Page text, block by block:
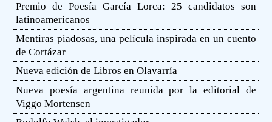
Premio de Poesía García Lorca: 25 candidatos son
latinoamericanos
Mentiras piadosas, una película inspirada en un cuento
de Cortázar
Nueva edición de Libros en Olavarría
Nueva poesía argentina reunida por la editorial de
Viggo Mortensen